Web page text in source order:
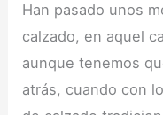
Han pasado unos
calzado, en aquel
aunque tenemos
atrás, cuando con